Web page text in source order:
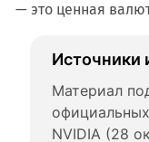
— это ценная
Источники
Материал
NVIDIA (28